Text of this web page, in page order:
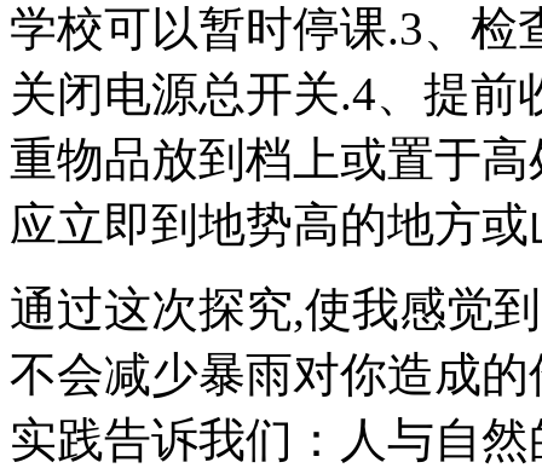
学校可以暂时停课.3、检
关闭电源总开关.4、提
重物品放到档上或置于
应立即到地势高的地方
通过这次探究,使我感觉
不会减少暴雨对你造成
实践告诉我们：人与自